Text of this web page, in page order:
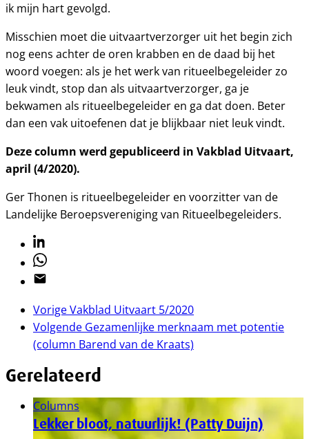
ik mijn hart gevolgd.
Misschien moet die uitvaartverzorger uit het begin zich
nog eens achter de oren krabben en de daad bij het
woord voegen: als je het werk van ritueelbegeleider zo
leuk vindt, stop dan als uitvaartverzorger, ga je
bekwamen als ritueelbegeleider en ga dat doen. Beter
dan een vak uitoefenen dat je blijkbaar niet leuk vindt.
Deze column werd gepubliceerd in Vakblad Uitvaart,
april (4/2020).
Ger Thonen is ritueelbegeleider en voorzitter van de
Landelijke Beroepsvereniging van Ritueelbegeleiders.
Linkedin
Whatsapp
Email
VorigeVakblad Uitvaart 5/2020
Volgende Gezamenlijke merknaam met potentie
(column Barend van de Kraats)
Gerelateerd
Columns
Lekker bloot, natuurlijk! (Patty Duijn)